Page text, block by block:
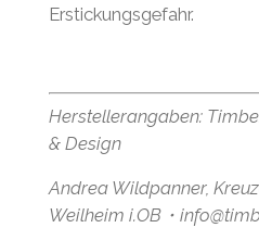
Erstickungsgefahr.
Herstellerangaben:
& Design
Andrea Wildpanner,
Weilheim i.OB・